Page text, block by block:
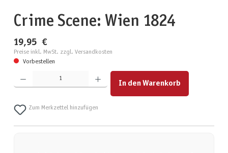
Crime Scene: Wien 1824
19,95 €
Preise inkl. MwSt. zzgl. Versandkosten
Vorbestellen
Produkt Anzahl: Gib den gewünschten Wert ein oder benutze die Schaltflächen um die Anzahl zu
In den Warenkorb
Zum Merkzettel hinzufügen